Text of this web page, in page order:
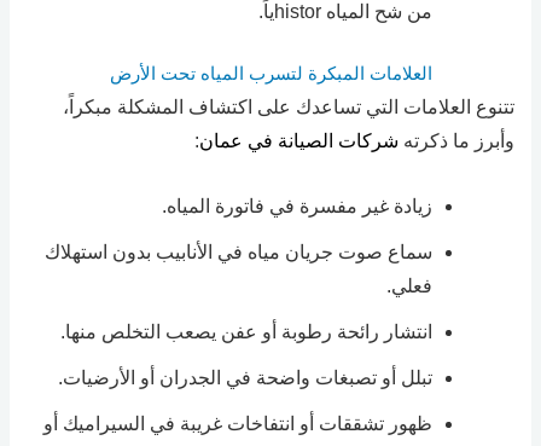
من شح المياه historياً.
العلامات المبكرة لتسرب المياه تحت الأرض
تتنوع العلامات التي تساعدك على اكتشاف المشكلة مبكراً،
وأبرز ما ذكرته شركات الصيانة في عمان:
زيادة غير مفسرة في فاتورة المياه.
سماع صوت جريان مياه في الأنابيب بدون استهلاك
فعلي.
انتشار رائحة رطوبة أو عفن يصعب التخلص منها.
تبلل أو تصبغات واضحة في الجدران أو الأرضيات.
ظهور تشققات أو انتفاخات غريبة في السيراميك أو